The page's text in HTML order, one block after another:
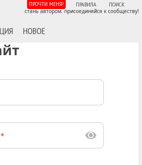
НОВОЕ
ПРОЧТИ МЕНЯ! ПРАВИЛА ПОИСК
стань автором. присоединяйся к сообществу!
*